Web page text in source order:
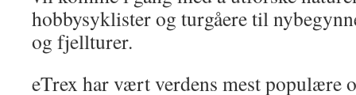
hobbysyklister og turgåere til
og fjellturer.
eTrex har vært verdens mest populære